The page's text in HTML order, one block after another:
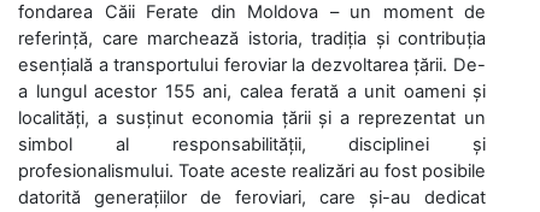
fondarea Căii Ferate din Moldova – un moment de
referință, care marchează istoria, tradiția și contribuția
esențială a transportului feroviar la dezvoltarea țării. De-
a lungul acestor 155 ani, calea ferată a unit oameni și
localități, a susținut economia țării și a reprezentat un
simbol al responsabilității, disciplinei și
profesionalismului. Toate aceste realizări au fost posibile
datorită generațiilor de feroviari, care și-au dedicat